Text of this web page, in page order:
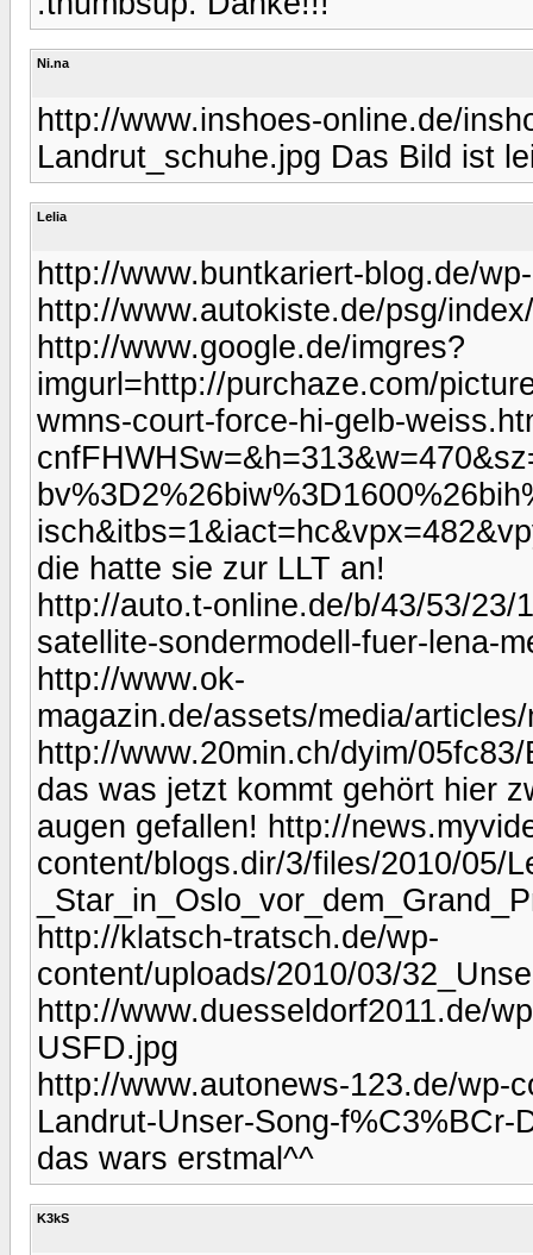
Ni.na
http://www.inshoes-online.de/
Landrut_schuhe.jpg Das Bild ist
Lelia
http://www.buntkariert-blog.de/
http://www.autokiste.de/psg/
http://www.google.de/imgres?
imgurl=http://purchaze.com/
wmns-court-force-hi-gelb-
die hatte sie zur LLT an!
http://auto.t-online.de/b/43/53/
satellite-sondermodell-fuer-lena-
http://www.ok-
magazin.de/assets/media/
http://www.20min.ch/dyim/
das was jetzt kommt gehört hier
augen gefallen! http://
content/blogs.dir/3/files/2010/05/
http://klatsch-tratsch.de/wp-
content/uploads/2010/03/
http://www.duesseldorf2011.de/
USFD.jpg
http://www.autonews-123.de/wp-
Landrut-Unser-Song-
das wars erstmal^^
K3kS